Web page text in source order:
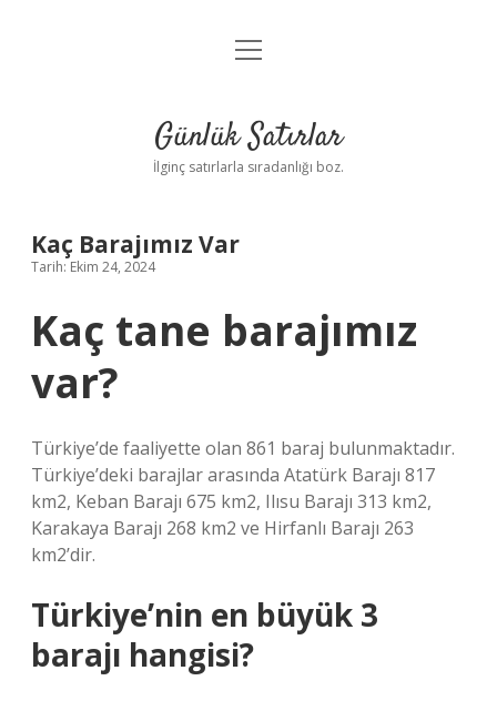
Anasayfa
Yasal Uyarı
menüyü
Günlük Satırlar
İlginç satırlarla sıradanlığı boz.
Kaç Barajımız Var
Tarih: Ekim 24, 2024
Kaç tane barajımız
var?
Türkiye’de faaliyette olan 861 baraj bulunmaktadır.
Türkiye’deki barajlar arasında Atatürk Barajı 817
km2, Keban Barajı 675 km2, Ilısu Barajı 313 km2,
Karakaya Barajı 268 km2 ve Hirfanlı Barajı 263
km2’dir.
Türkiye’nin en büyük 3
barajı hangisi?